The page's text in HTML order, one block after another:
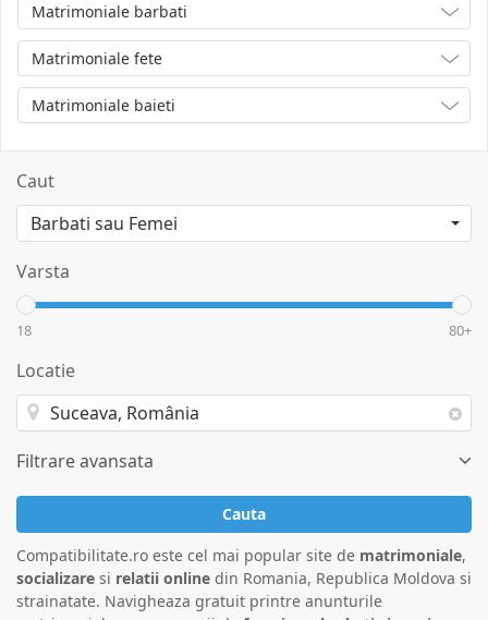
Matrimoniale barbati
Matrimoniale fete
Matrimoniale baieti
Caut
Varsta
18 80+
Locatie
Filtrare avansata
Cauta
Compatibilitate.ro este cel mai popular site de matrimoniale,
socializare si relatii online din Romania, Republica Moldova si
strainatate. Navigheaza gratuit printre anunturile